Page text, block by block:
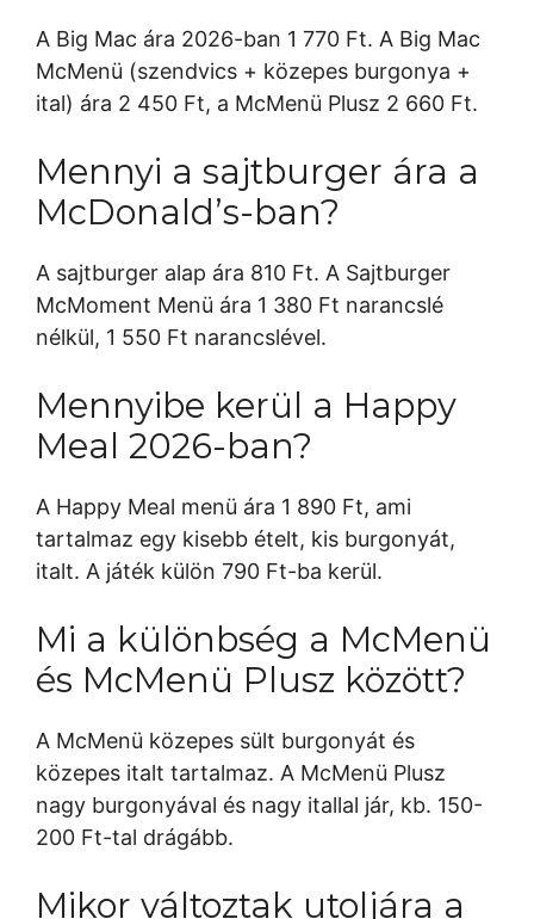
A Big Mac ára 2026-ban 1 770 Ft. A Big Mac
McMenü (szendvics + közepes burgonya +
ital) ára 2 450 Ft, a McMenü Plusz 2 660 Ft.
Mennyi a sajtburger ára a
McDonald’s-ban?
A sajtburger alap ára 810 Ft. A Sajtburger
McMoment Menü ára 1 380 Ft narancslé
nélkül, 1 550 Ft narancslével.
Mennyibe kerül a Happy
Meal 2026-ban?
A Happy Meal menü ára 1 890 Ft, ami
tartalmaz egy kisebb ételt, kis burgonyát,
italt. A játék külön 790 Ft-ba kerül.
Mi a különbség a McMenü
és McMenü Plusz között?
A McMenü közepes sült burgonyát és
közepes italt tartalmaz. A McMenü Plusz
nagy burgonyával és nagy itallal jár, kb. 150-
200 Ft-tal drágább.
Mikor változtak utoljára a